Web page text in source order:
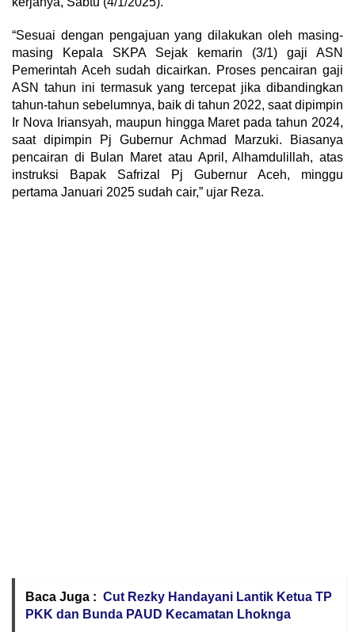
“Sesuai dengan pengajuan yang dilakukan oleh masing-
masing Kepala SKPA Sejak kemarin (3/1) gaji ASN
Pemerintah Aceh sudah dicairkan. Proses pencairan gaji
ASN tahun ini termasuk yang tercepat jika dibandingkan
tahun-tahun sebelumnya, baik di tahun 2022, saat dipimpin
Ir Nova Iriansyah, maupun hingga Maret pada tahun 2024,
saat dipimpin Pj Gubernur Achmad Marzuki. Biasanya
pencairan di Bulan Maret atau April, Alhamdulillah, atas
instruksi Bapak Safrizal Pj Gubernur Aceh, minggu
pertama Januari 2025 sudah cair,” ujar Reza.
Baca Juga : Cut Rezky Handayani Lantik Ketua TP
PKK dan Bunda PAUD Kecamatan Lhoknga